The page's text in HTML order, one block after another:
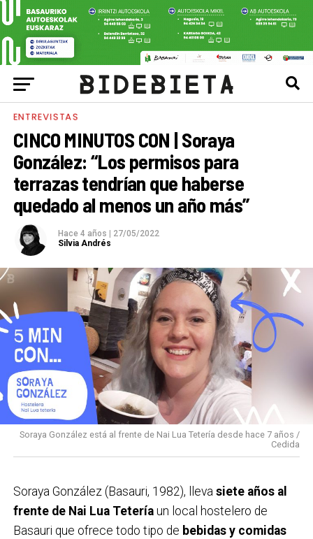
ENTREVISTAS
CINCO MINUTOS CON | Soraya
González: “Los permisos para
terrazas tendrían que haberse
quedado al menos un año más”
Hace 4 años
27/05/2022
Silvia Andrés
Soraya González está al frente de Nai Lua Tetería desde hace 7 años /
Cedida
Soraya González (Basauri, 1982), lleva siete años al
frente de Nai Lua Teteríaun local hostelero de
Basauri que ofrece todo tipo de bebidas y comidas